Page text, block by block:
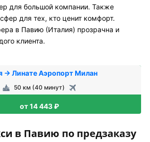
для большой компании. Также
для тех, кто ценит комфорт.
в Павию (Италия) прозрачна и
клиента.
→ Линате Аэропорт Милан
50 км (40 минут)
от 14 443 ₽
в Павию по предзаказу